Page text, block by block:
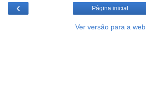
‹ Página inicial
Ver versão para a web